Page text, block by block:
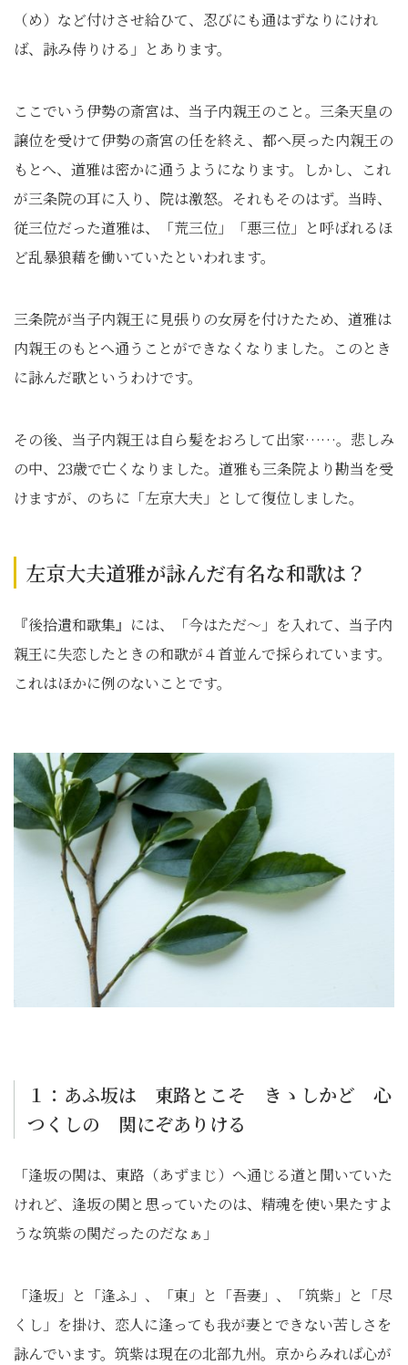
（め）など付けさせ給ひて、忍びにも通はずなりにけれ
ば、詠み侍りける」とあります。
ここでいう伊勢の斎宮は、当子内親王のこと。三条天皇の
譲位を受けて伊勢の斎宮の任を終え、都へ戻った内親王の
もとへ、道雅は密かに通うようになります。しかし、これ
が三条院の耳に入り、院は激怒。それもそのはず。当時、
従三位だった道雅は、「荒三位」「悪三位」と呼ばれるほ
ど乱暴狼藉を働いていたといわれます。
三条院が当子内親王に見張りの女房を付けたため、道雅は
内親王のもとへ通うことができなくなりました。このとき
に詠んだ歌というわけです。
その後、当子内親王は自ら髪をおろして出家……。悲しみ
の中、23歳で亡くなりました。道雅も三条院より勘当を受
けますが、のちに「左京大夫」として復位しました。
左京大夫道雅が詠んだ有名な和歌は？
『後拾遺和歌集』には、「今はただ～」を入れて、当子内
親王に失恋したときの和歌が４首並んで採られています。
これはほかに例のないことです。
１：あふ坂は 東路とこそ きゝしかど 心
つくしの 関にぞありける
「逢坂の関は、東路（あずまじ）へ通じる道と聞いていた
けれど、逢坂の関と思っていたのは、精魂を使い果たすよ
うな筑紫の関だったのだなぁ」
「逢坂」と「逢ふ」、「東」と「吾妻」、「筑紫」と「尽
くし」を掛け、恋人に逢っても我が妻とできない苦しさを
詠んでいます。筑紫は現在の北部九州。京からみれば心が